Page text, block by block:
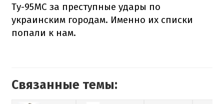
Ту-95МС за преступные удары по
украинским городам. Именно их списки
попали к нам.
Связанные темы: